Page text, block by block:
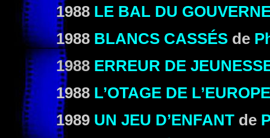
1988 LE BAL DU
1988 BLANCS CASSÉS de
1988 ERREUR DE
1988 L’OTAGE DE L’EUROPE
1989 UN JEU D’ENFANT de